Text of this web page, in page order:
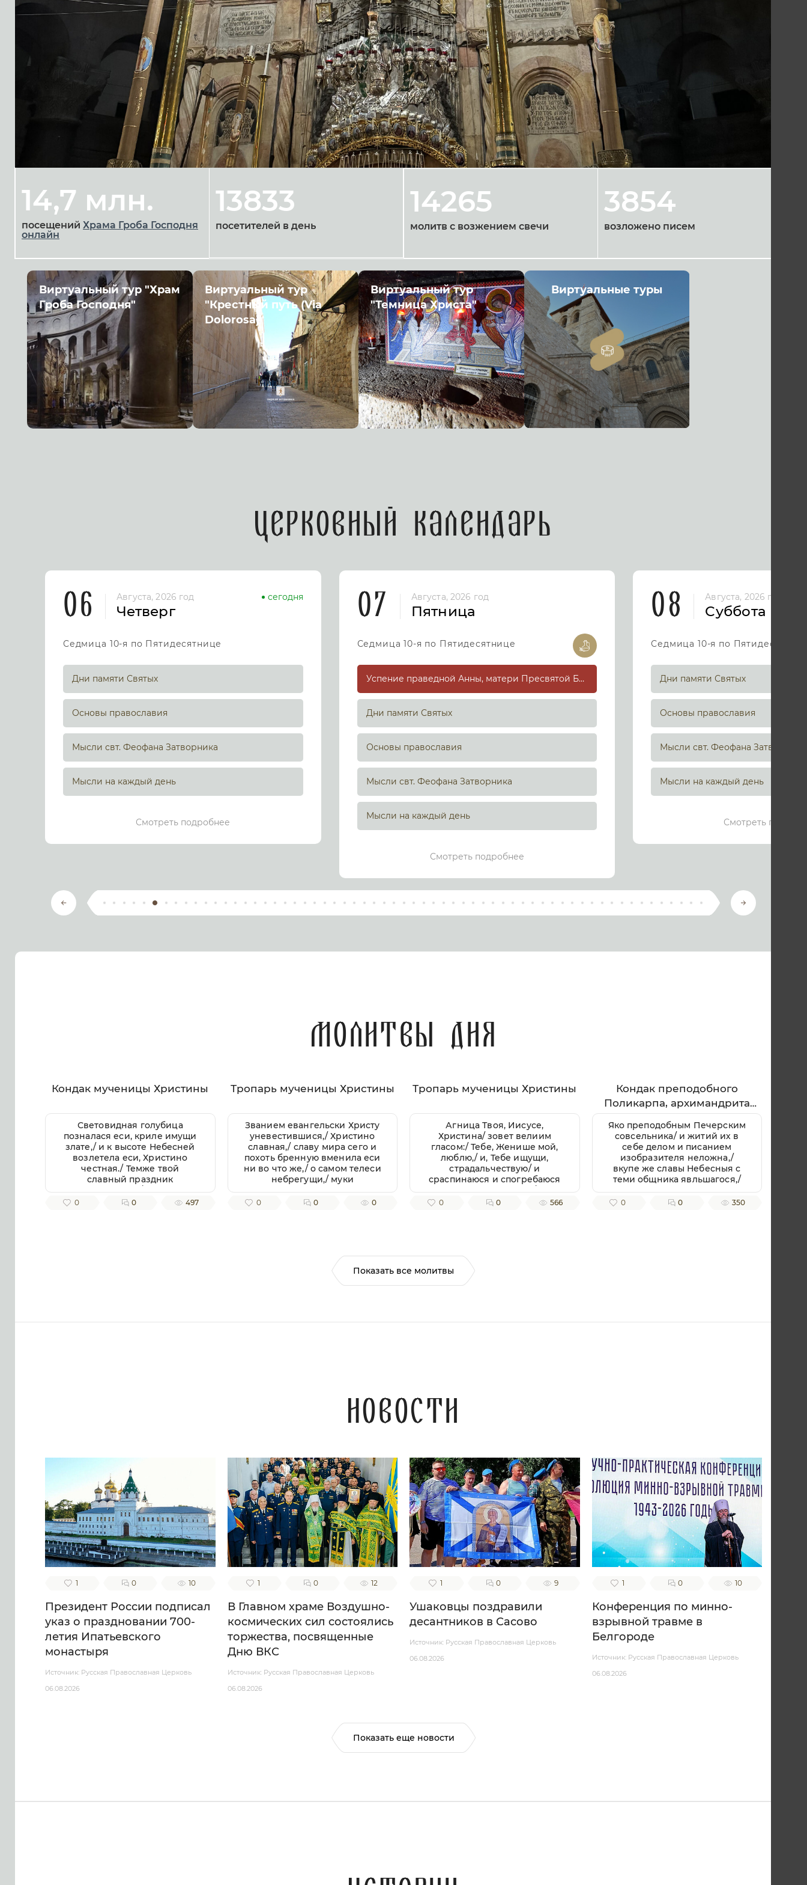
14,7 млн.
посещений Храма Гроба Господня
онлайн
13833
посетителей в день
14265
молитв с возжением свечи
3854
возложено писем
Виртуальный тур "Храм
Гроба Господня"
Виртуальный тур
"Крестный путь (Via
Dolorosa)"
Виртуальный тур
"Темница Христа"
Виртуальные туры
Церковный календарь
06
Августа, 2026 год
Четверг
сегодня
Седмица 10-я по Пятидесятнице
Дни памяти Святых
Основы православия
Мысли свт. Феофана Затворника
Мысли на каждый день
Смотреть подробнее
07 Августа, 2026 год
Пятница
Седмица 10-я по Пятидесятнице
Успение праведной Анны, матери Пресвятой Богородицы
Дни памяти Святых
Основы православия
Мысли свт. Феофана Затворника
Мысли на каждый день
Смотреть подробнее
08 Августа, 2026 год
Суббота
Седмица 10-я по
Дни памяти Святых
Основы православия
Мысли свт. Феофана Затворника
Мысли на каждый день
Смотреть
Молитвы дня
Кондак мученицы Христины
Световидная голубица
позналася еси, криле имущи
злате,/ и к высоте Небесней
возлетела еси, Христино
честная./ Темже твой
славный праздник
совершаем,/ верою
покланяющеся твоих мощей
0 0 497
Тропарь мученицы Христины
Званием евангельски Христу
уневестившися,/ Христино
славная,/ славу мира сего и
похоть бренную вменила еси
ни во что же,/ о самом телеси
небрегущи,/ муки
претерпела еси
доблественно,/ тем твое
0 0 0
Тропарь мученицы Христины
Агница Твоя, Иисусе,
Христина/ зовет велиим
гласом:/ Тебе, Женише мой,
люблю,/ и, Тебе ищущи,
страдальчествую/ и
сраспинаюся и спогребаюся
Крещению Твоему,/ и
стражду Тебе ради,/ яко да
пожершуюся Тебе.// Тоя
молитвами, яко Милостив,
спаси души наша.
0 0 566
Кондак преподобного
Поликарпа, архимандрита
Печерского
Яко преподобным Печерским
совсельника/ и житий их в
себе делом и писанием
изобразителя неложна,/
вкупе же славы Небесныя с
теми общника явльшагося,/
приидите, вернии, песньми
священными преподобнаго
0 0 350
Показать все молитвы
Новости
1 0 10
Президент России подписал
указ о праздновании 700-
летия Ипатьевского
монастыря
Источник: Русская Православная Церковь
06.08.2026
1 0 12
В Главном храме Воздушно-
космических сил состоялись
торжества, посвященные
Дню ВКС
Источник: Русская Православная Церковь
06.08.2026
1 0 9
Ушаковцы поздравили
десантников в Сасово
Источник: Русская Православная Церковь
06.08.2026
1 0 10
Конференция по минно-
взрывной травме в
Белгороде
Источник: Русская Православная Церковь
06.08.2026
Показать еще новости